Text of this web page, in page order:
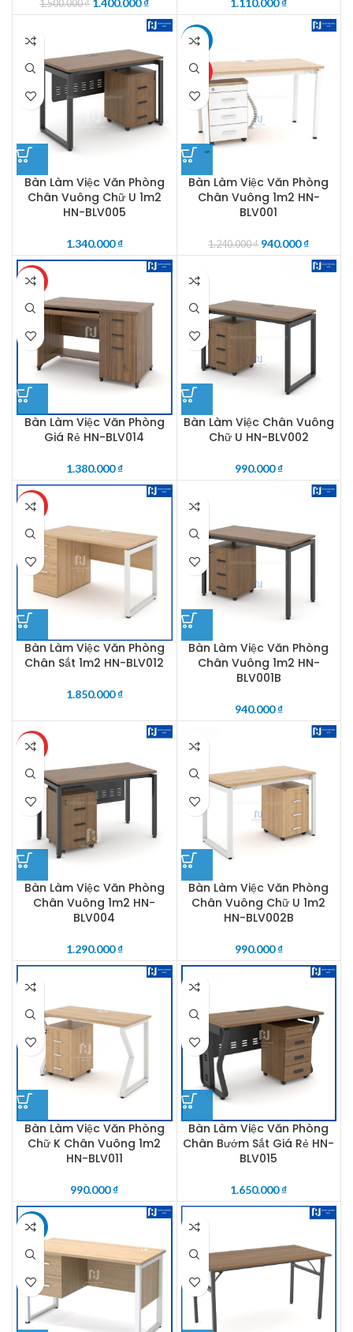
1.500.000₫ 1.400.000₫ 1.110.000₫
Bàn Làm Việc Văn Phòng
Chân Vuông Chữ U 1m2
HN-BLV005
1.340.000₫
-24%
HOT
Bàn Làm Việc Văn Phòng
Chân Vuông 1m2 HN-
BLV001
1.240.000₫ 940.000₫
HOT
Bàn Làm Việc Văn Phòng
Giá Rẻ HN-BLV014
1.380.000₫
Bàn Làm Việc Chân Vuông
Chữ U HN-BLV002
990.000₫
HOT
Bàn Làm Việc Văn Phòng
Chân Sắt 1m2 HN-BLV012
1.850.000₫
Bàn Làm Việc Văn Phòng
Chân Vuông 1m2 HN-
BLV001B
940.000₫
HOT
Bàn Làm Việc Văn Phòng
Chân Vuông 1m2 HN-
BLV004
1.290.000₫
Bàn Làm Việc Văn Phòng
Chân Vuông Chữ U 1m2
HN-BLV002B
990.000₫
Bàn Làm Việc Văn Phòng
Chữ K Chân Vuông 1m2
HN-BLV011
990.000₫
Bàn Làm Việc Văn Phòng
Chân Bướm Sắt Giá Rẻ HN-
BLV015
1.650.000₫
-7%